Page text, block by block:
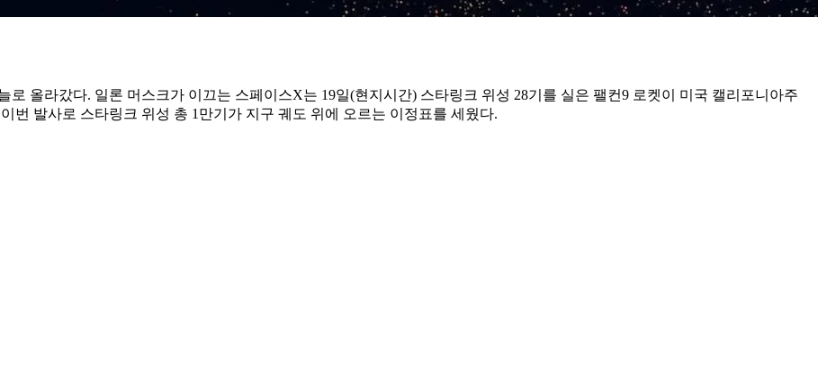
올라갔다. 일론 머스크가 이끄는 스페이스X는 19일(현지시간) 스타링크 위성 28기를 실은 팰컨9 로켓이 미국 캘리포니아주
번 발사로 스타링크 위성 총 1만기가 지구 궤도 위에 오르는 이정표를 세웠다.